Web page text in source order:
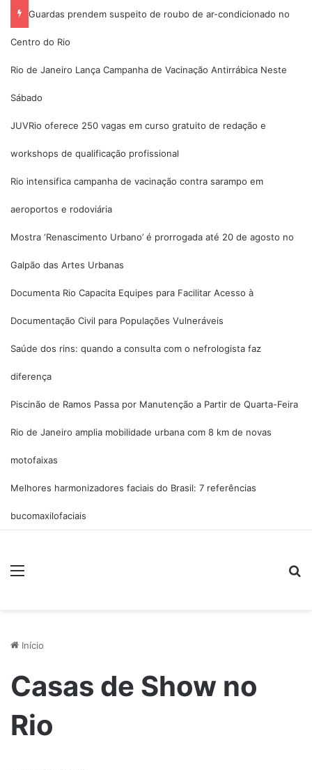
Guardas prendem suspeito de roubo de ar-condicionado no
Centro do Rio
Rio de Janeiro Lança Campanha de Vacinação Antirrábica Neste
Sábado
JUVRio oferece 250 vagas em curso gratuito de redação e
workshops de qualificação profissional
Rio intensifica campanha de vacinação contra sarampo em
aeroportos e rodoviária
Mostra ‘Renascimento Urbano’ é prorrogada até 20 de agosto no
Galpão das Artes Urbanas
Documenta Rio Capacita Equipes para Facilitar Acesso à
Documentação Civil para Populações Vulneráveis
Saúde dos rins: quando a consulta com o nefrologista faz
diferença
Piscinão de Ramos Passa por Manutenção a Partir de Quarta-Feira
Rio de Janeiro amplia mobilidade urbana com 8 km de novas
motofaixas
Melhores harmonizadores faciais do Brasil: 7 referências
bucomaxilofaciais
Menu
Início
Casas de Show no
Rio